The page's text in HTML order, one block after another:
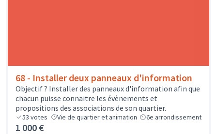
68 - Installer deux panneaux d'information
Objectif ? Installer des panneaux d'information afin que
chacun puisse connaitre les évènements et
propositions des associations de son quartier.
53 votes Vie de quartier et animation 6e arrondissement
1 000 €